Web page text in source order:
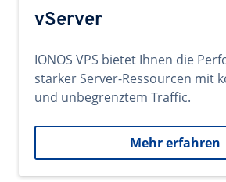
vServer
IONOS VPS bietet Ihnen die
starker Server-Ressourcen mit
und unbegrenztem Traffic.
Mehr erfahren